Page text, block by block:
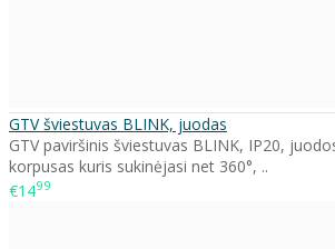
GTV šviestuvas BLINK, juodas
GTV paviršinis šviestuvas BLINK, IP20,
korpusas kuris sukinėjasi net 360°, ..
€1499